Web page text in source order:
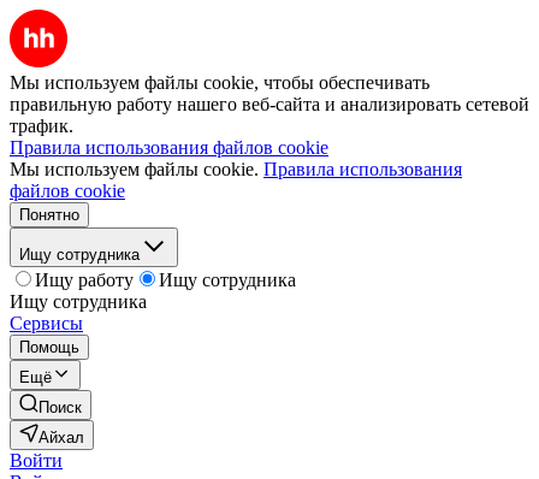
Мы используем файлы cookie, чтобы обеспечивать
правильную работу нашего веб-сайта и анализировать сетевой
трафик.
Правила использования файлов cookie
Мы используем файлы cookie. Правила использования
файлов cookie
Понятно
Ищу сотрудника
Ищу работу
Ищу сотрудника
Ищу сотрудника
Сервисы
Помощь
Ещё
Поиск
Айхал
Войти